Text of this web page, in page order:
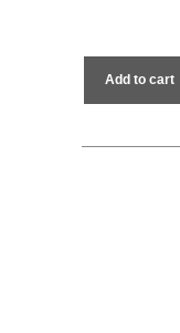
Add to cart